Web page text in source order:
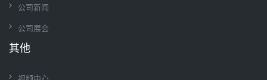
公司新闻
公司展会
其他